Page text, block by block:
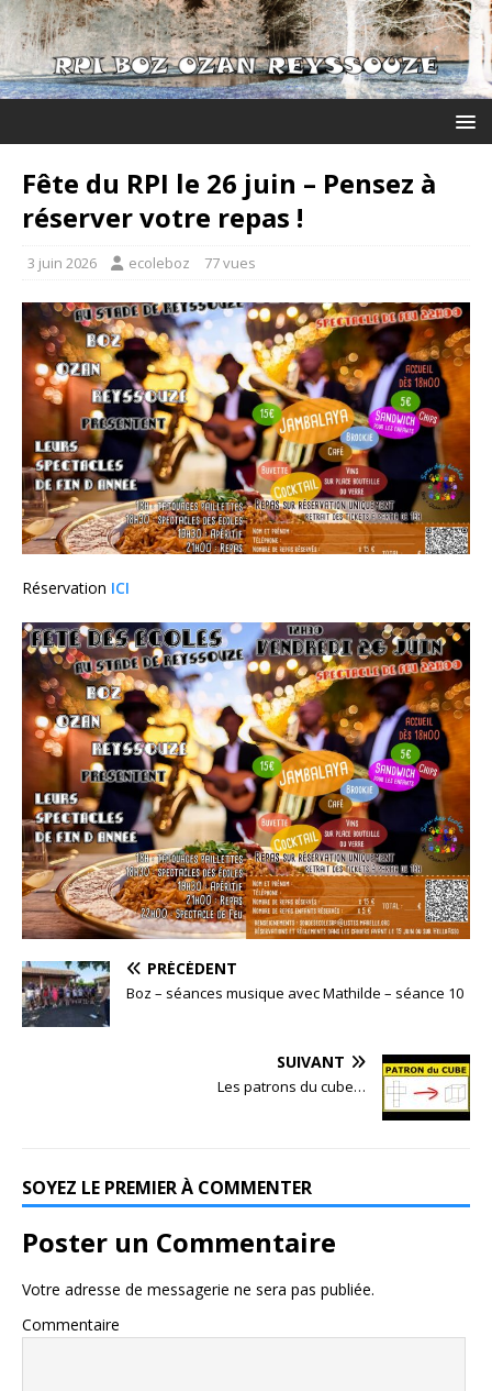
Fête du RPI le 26 juin – Pensez à
réserver votre repas !
3 juin 2026 ecoleboz 77 vues
Réservation ICI
PRÉCÉDENT
Boz – séances musique avec Mathilde – séance 10
SUIVANT
Les patrons du cube…
SOYEZ LE PREMIER À COMMENTER
Poster un Commentaire
Votre adresse de messagerie ne sera pas publiée.
Commentaire